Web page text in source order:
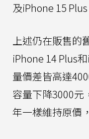
及iPhone 15 Plus
上述仍在販售的
iPhone 14 Plus
量價差皆高達
容量下降3000元
年一樣維持原價